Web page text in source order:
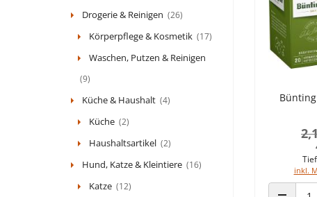
Drogerie & Reinigen (26)
Körperpflege & Kosmetik (17)
Waschen, Putzen & Reinigen
(9)
Küche & Haushalt (4)
Küche (2)
Haushaltsartikel (2)
Hund, Katze & Kleintiere (16)
Katze (12)
inkl.